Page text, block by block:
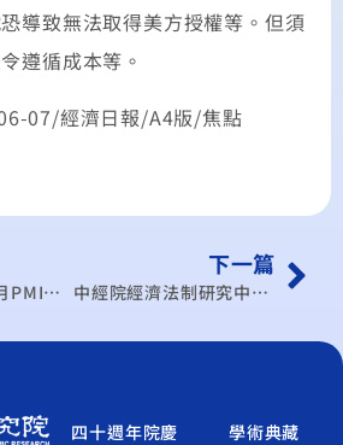
導致無法取得美方授權等。但須
遵循成本等。
07/經濟日報/A4版/焦點
貿易戰波及 我5月PMI嚇縮 跌破榮枯線，降至48.2，NMI也同步向下
下一篇
中經院經濟法制研究中心副主任顏慧欣 川普競選連任 談判前景難測
四十週年院慶 學術典藏